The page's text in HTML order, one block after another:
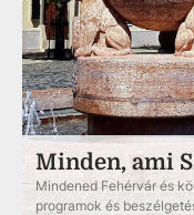
Minden, ami
Mindened Fehérvár és
programok és